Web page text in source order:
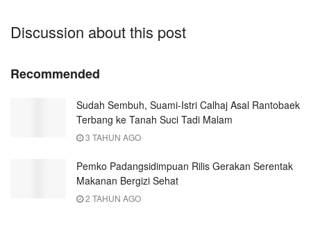
Discussion about this post
Recommended
Sudah Sembuh, Suami-Istri Calhaj Asal Rantobaek
Terbang ke Tanah Suci Tadi Malam
3 TAHUN AGO
Pemko Padangsidimpuan Rilis Gerakan Serentak
Makanan Bergizi Sehat
2 TAHUN AGO